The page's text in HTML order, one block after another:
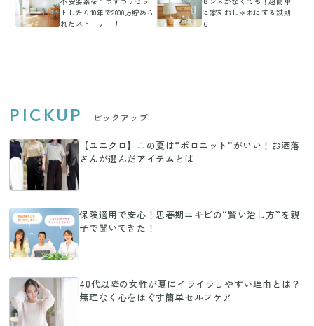
トしたら10年で2000万貯めら
れたストーリー！
に家をおしゃれにする鉄則
６
PICKUP ピックアップ
【ユニクロ】この夏は“ポロニット”がいい！お洒落
さんが選んだアイテムとは
保険適用で安心！思春期ニキビの“賢い治し方”を親
子で聞いてきた！
40代以降の女性が夏にイライラしやすい理由とは？
無理なく心をほぐす簡単セルフケア